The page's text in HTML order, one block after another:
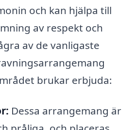
och kan hjälpa till
av respekt och
av de vanligaste
brukar erbjuda:
Dessa arrangemang är